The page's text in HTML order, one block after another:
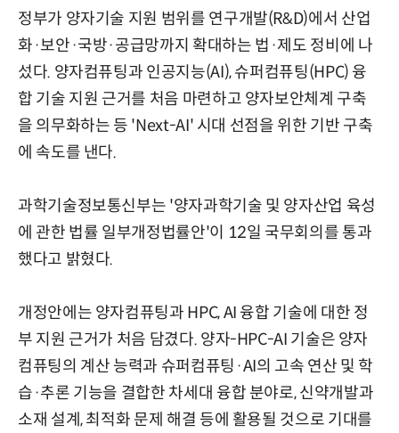
정부가 양자기술 지원 범위를 연구개발(R&D)에서 산업
화·보안·국방·공급망까지 확대하는 법·제도 정비에 나
섰다. 양자컴퓨팅과 인공지능(AI), 슈퍼컴퓨팅(HPC) 융
합 기술 지원 근거를 처음 마련하고 양자보안체계 구축
을 의무화하는 등 'Next-AI' 시대 선점을 위한 기반 구축
에 속도를 낸다.
과학기술정보통신부는 '양자과학기술 및 양자산업 육성
에 관한 법률 일부개정법률안'이 12일 국무회의를 통과
했다고 밝혔다.
개정안에는 양자컴퓨팅과 HPC, AI 융합 기술에 대한 정
부 지원 근거가 처음 담겼다. 양자-HPC-AI 기술은 양자
컴퓨팅의 계산 능력과 슈퍼컴퓨팅·AI의 고속 연산 및 학
습·추론 기능을 결합한 차세대 융합 분야로, 신약개발과
소재 설계, 최적화 문제 해결 등에 활용될 것으로 기대를